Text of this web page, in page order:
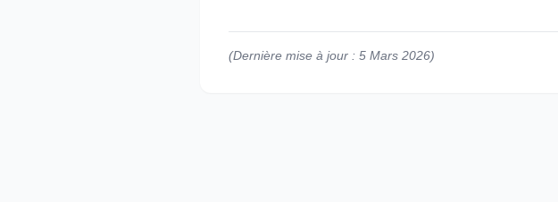
(Dernière mise à jour : 5 Mars 2026)